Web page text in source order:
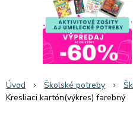
Úvod Školské potreby
Kresliaci kartón(výkres) farebný